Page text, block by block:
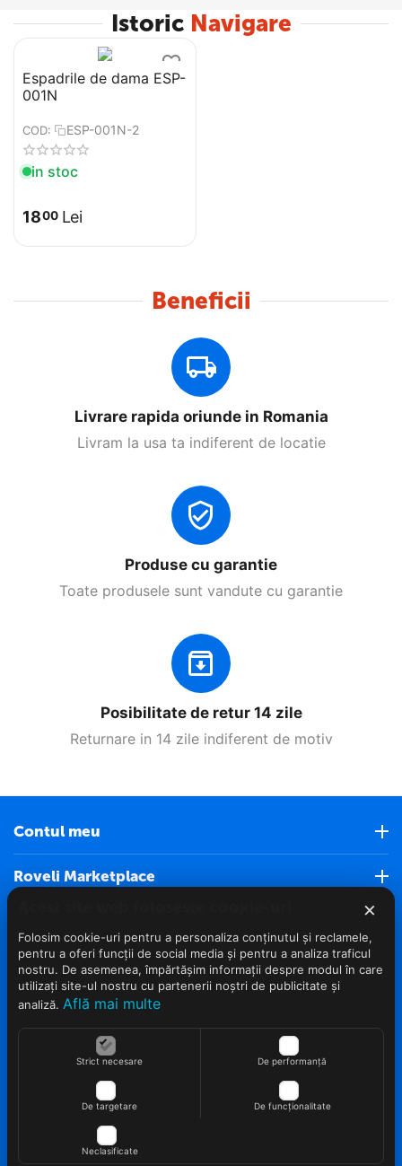
Istoric Navigare
Espadrile de dama ESP-
001N
COD: ESP-001N-2
in stoc
1800 Lei
Beneficii
Livrare rapida oriunde in Romania
Livram la usa ta indiferent de locatie
Produse cu garantie
Toate produsele sunt vandute cu garantie
Posibilitate de retur 14 zile
Returnare in 14 zile indiferent de motiv
Contul meu
Roveli Marketplace
Info clienti
Contact
© 2022 - 2026 Roveli.ro. Realizat si configurat
×
Folosim cookie-uri pentru a personaliza conținutul și reclamele,
pentru a oferi funcții de social media și pentru a analiza traficul
nostru. De asemenea, împărtășim informații despre modul în care
utilizați site-ul nostru cu partenerii noștri de publicitate și
analiză. Află mai multe
Strict necesare De performanță
De targetare De funcționalitate
Neclasificate